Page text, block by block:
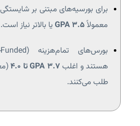
معمولاًGPA 3.5یا بالاتر نیاز است.
هستند و اغلبGPA 3.7 تا 4.0
طلب می‌کنند.